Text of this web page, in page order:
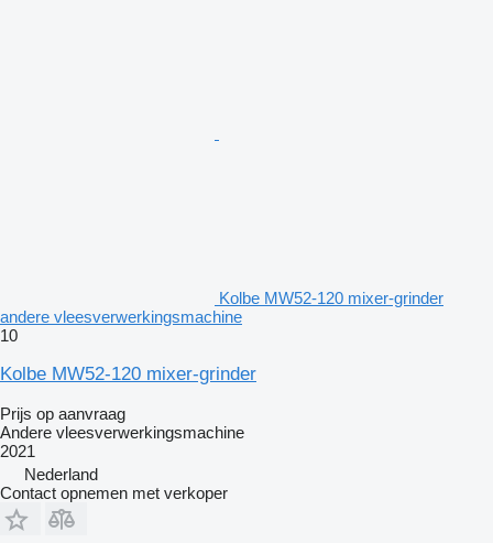
Kolbe MW52-120 mixer-grinder
andere vleesverwerkingsmachine
10
Kolbe MW52-120 mixer-grinder
Prijs op aanvraag
Andere vleesverwerkingsmachine
2021
Nederland
Contact opnemen met verkoper